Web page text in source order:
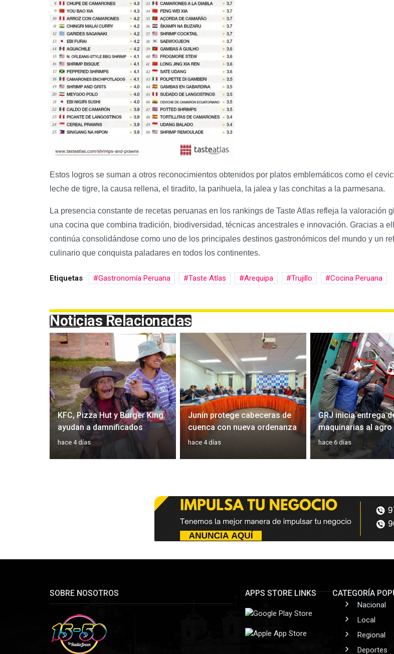
Estos logros se suman a otros reconocimientos obtenidos por platos emblemáticos como el
leche de tigre, la causa rellena, el tiradito, la parihuela, la jalea y las conchitas a la parmesana.
La presencia constante de recetas peruanas en los rankings de Taste Atlas refleja la valoración
una cocina que combina tradición, biodiversidad, técnicas ancestrales e innovación. Gracias a
continúa consolidándose como uno de los principales destinos gastronómicos del mundo y un
culinario que conquista paladares en todos los continentes.
Etiquetas Gastronomía Peruana Taste Atlas Arequipa Trujillo Cocina Peruana
Noticias Relacionadas
KFC, Pizza Hut y Burger King
ayudan a damnificados
hace 4 días
Junín protege cabeceras de
cuenca con nueva ordenanza
hace 4 días
GRJ inicia entrega
maquinarias al agro
hace 6 días
SOBRE NOSOTROS APPS STORE LINKS CATEGORÍA
Nacional
Local
Regional
Deportes